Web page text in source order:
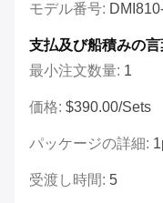
モデル番号:
支払及び船積みの言
最小注文数量: 1
価格: $390.00/Sets
パッケージの詳細:
受渡し時間: 5